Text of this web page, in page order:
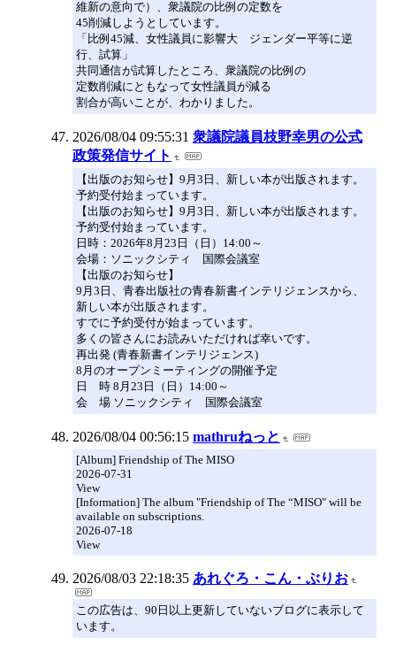
維新の意向で）、衆議院の比例の定数を
45削減しようとしています。
「比例45減、女性議員に影響大 ジェンダー平等に逆
行、試算」
共同通信が試算したところ、衆議院の比例の
定数削減にともなって女性議員が減る
割合が高いことが、わかりました。
2026/08/04 09:55:31 衆議院議員枝野幸男の公式
政策発信サイト
【出版のお知らせ】9月3日、新しい本が出版されます。
予約受付始まっています。
【出版のお知らせ】9月3日、新しい本が出版されます。
予約受付始まっています。
日時：2026年8月23日（日）14:00～
会場：ソニックシティ 国際会議室
【出版のお知らせ】
9月3日、青春出版社の青春新書インテリジェンスから、
新しい本が出版されます。
すでに予約受付が始まっています。
多くの皆さんにお読みいただければ幸いです。
再出発 (青春新書インテリジェンス)
8月のオープンミーティングの開催予定
日 時 8月23日（日）14:00～
会 場 ソニックシティ 国際会議室
2026/08/04 00:56:15 mathruねっと
[Album] Friendship of The MISO
2026-07-31
View
[Information] The album "Friendship of The “MISO" will be
available on subscriptions.
2026-07-18
View
2026/08/03 22:18:35 あれぐろ・こん・ぶりお
この広告は、90日以上更新していないブログに表示して
います。